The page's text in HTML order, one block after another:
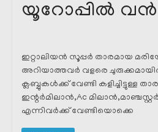
യൂറോപ്പിൽ
ഇറ്റാലിയൻ സൂപ്പർ താരമായ
അറിയാത്തവർ വളരെ
ക്ലബ്ബുകൾക്ക് വേണ്ടി കളിച്ചിട്ടുള്ള
ഇന്റർമിലാൻ,Ac
എന്നിവർക്ക് വേണ്ടിയൊക്കെ